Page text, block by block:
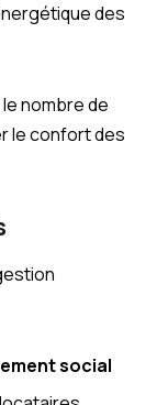
des
nombre de
le confort des
social